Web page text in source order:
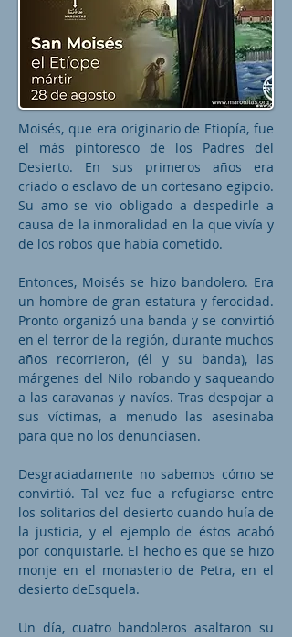
Moisés, que era originario de Etiopía, fue
el más pintoresco de los Padres del
Desierto. En sus primeros años era
criado o esclavo de un cortesano egipcio.
Su amo se vio obligado a despedirle a
causa de la inmoralidad en la que vivía y
de los robos que había cometido.
Entonces, Moisés se hizo bandolero. Era
un hombre de gran estatura y ferocidad.
Pronto organizó una banda y se convirtió
en el terror de la región, durante muchos
años recorrieron, (él y su banda), las
márgenes del Nilo robando y saqueando
a las caravanas y navíos. Tras despojar a
sus víctimas, a menudo las asesinaba
para que no los denunciasen.
Desgraciadamente no sabemos cómo se
convirtió. Tal vez fue a refugiarse entre
los solitarios del desierto cuando huía de
la justicia, y el ejemplo de éstos acabó
por conquistarle. El hecho es que se hizo
monje en el monasterio de Petra, en el
desierto deEsquela.
Un día, cuatro bandoleros asaltaron su